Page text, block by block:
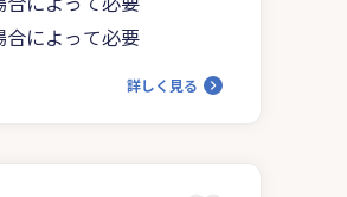
合によって必要
詳しく見る